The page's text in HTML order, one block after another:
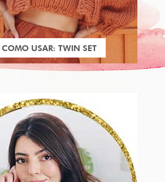
COMO USAR: TWIN SET